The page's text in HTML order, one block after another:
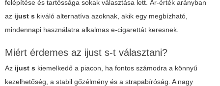
felépítése és tartóssága sokak választása lett. Ár-érték arányban
az ijust s kiváló alternatíva azoknak, akik egy megbízható,
mindennapi használatra alkalmas e-cigarettát keresnek.
Miért érdemes az ijust s-t választani?
Az ijust s kiemelkedő a piacon, ha fontos számodra a könnyű
kezelhetőség, a stabil gőzélmény és a strapabíróság. A nagy